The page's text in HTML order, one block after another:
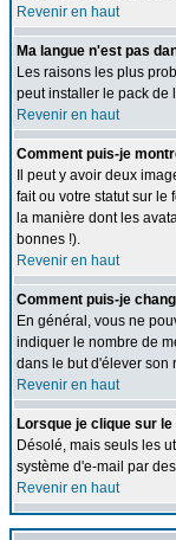
Revenir en haut
Ma langue n'est pas
Les raisons les plus
peut installer le pack de
Revenir en haut
Comment puis-je
Il peut y avoir deux
fait ou votre statut sur le
la manière dont les
bonnes !).
Revenir en haut
Comment puis-je
En général, vous ne
indiquer le nombre de
dans le but d'élever son
Revenir en haut
Lorsque je clique sur
Désolé, mais seuls les
système d'e-mail par
Revenir en haut